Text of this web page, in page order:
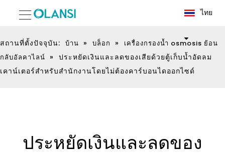
ไทย
สถานที่ตั้งปัจจุบัน: บ้าน » บล็อก »
เครื่องกรองน้ำ osmosis ย้อน
กลับอัลคาไลน์ » ประหยัดเงินและลดของเสียด้วยตู้เก็บน้ำอัดลม
เคาน์เตอร์สำหรับสำนักงานโดยไม่ต้องคาร์บอนไดออกไซด์
ประหยัดเงินและลดของ